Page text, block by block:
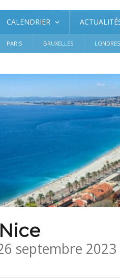
CALENDRIER
PARIS BRUXELLES LONDRES
septembre